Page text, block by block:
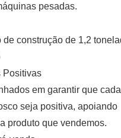
pesadas.
Positivas
em garantir que cada
seja positiva, apoiando
produto que vendemos.